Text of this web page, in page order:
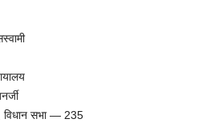
सभा — 235